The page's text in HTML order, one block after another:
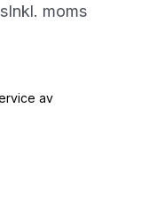
Inkl. moms
av